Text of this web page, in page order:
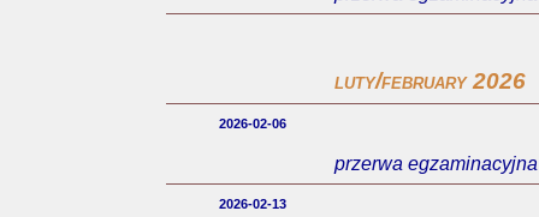
luty/february 2026
2026-02-06
przerwa
2026-02-13